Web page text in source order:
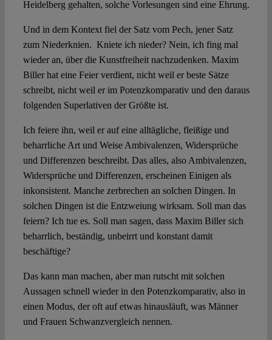
Heidelberg gehalten, solche Vorlesungen sind eine Ehrung.
Und in dem Kontext fiel der Satz vom Pech, jener Satz
zum Niederknien. Kniete ich nieder? Nein, ich fing mal
wieder an, über die Kunstfreiheit nachzudenken. Maxim
Biller hat eine Feier verdient, nicht weil er beste Sätze
schreibt, nicht weil er im Potenzkomparativ und den daraus
folgenden Superlativen der Größte ist.
Ich feiere ihn, weil er auf eine alltägliche, fleißige und
beharrliche Art und Weise Ambivalenzen, Widersprüche
und Differenzen beschreibt. Das alles, also Ambivalenzen,
Widersprüche und Differenzen, erscheinen Einigen als
inkonsistent. Manche zerbrechen an solchen Dingen. In
solchen Dingen ist die Entzweiung wirksam. Soll man das
feiern? Ich tue es. Soll man sagen, dass Maxim Biller sich
beharrlich, beständig, unbeirrt und konstant damit
beschäftige?
Das kann man machen, aber man rutscht mit solchen
Aussagen schnell wieder in den Potenzkomparativ, also in
einen Modus, der oft auf etwas hinausläuft, was Männer
und Frauen Schwanzvergleich nennen.